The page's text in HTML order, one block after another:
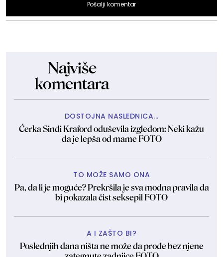
Pošalji komentar
Najviše
komentara
DOSTOJNA NASLEDNICA...
Ćerka Sindi Kraford oduševila izgledom: Neki kažu
da je lepša od mame FOTO
TO MOŽE SAMO ONA
Pa, da li je moguće? Prekršila je sva modna pravila da
bi pokazala čist seksepil FOTO
A I ZAŠTO BI?
Poslednjih dana ništa ne može da prođe bez njene